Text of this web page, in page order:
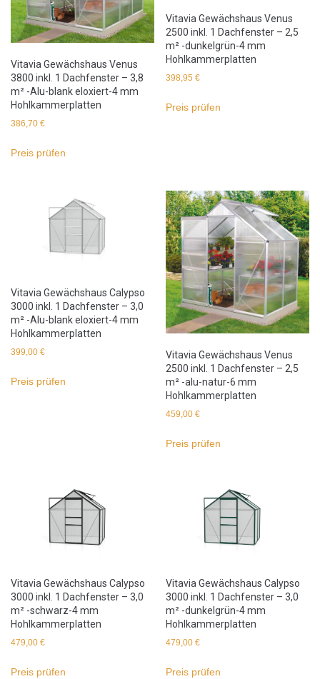
Vitavia Gewächshaus Venus
3800 inkl. 1 Dachfenster – 3,8
m² -Alu-blank eloxiert-4 mm
Hohlkammerplatten
386,70 €
Preis prüfen
Vitavia Gewächshaus Venus
2500 inkl. 1 Dachfenster – 2,5
m² -dunkelgrün-4 mm
Hohlkammerplatten
398,95€
Preis prüfen
Vitavia Gewächshaus Calypso
3000 inkl. 1 Dachfenster – 3,0
m² -Alu-blank eloxiert-4 mm
Hohlkammerplatten
399,00 €
Preis prüfen
Vitavia Gewächshaus Venus
2500 inkl. 1 Dachfenster – 2,5
m² -alu-natur-6 mm
Hohlkammerplatten
459,00€
Preis prüfen
Vitavia Gewächshaus Calypso
3000 inkl. 1 Dachfenster – 3,0
m² -schwarz-4 mm
Hohlkammerplatten
479,00 €
Preis prüfen
Vitavia Gewächshaus Calypso
3000 inkl. 1 Dachfenster – 3,0
m² -dunkelgrün-4 mm
Hohlkammerplatten
479,00€
Preis prüfen